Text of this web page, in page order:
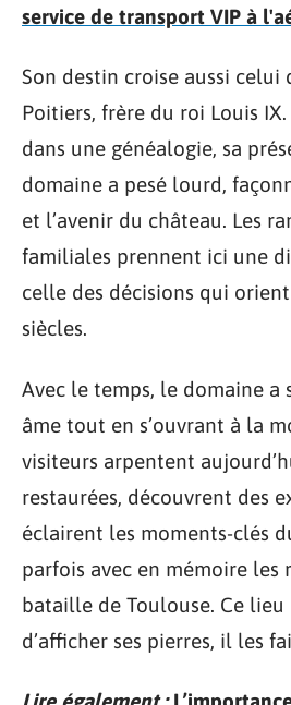
service de transport VIP à
Son destin croise aussi celui
Poitiers, frère du roi Louis IX.
dans une généalogie, sa
domaine a pesé lourd,
et l’avenir du château. Les
familiales prennent ici une
celle des décisions qui
siècles.
Avec le temps, le domaine a
âme tout en s’ouvrant à la
visiteurs arpentent
restaurées, découvrent des
éclairent les moments-clés
parfois avec en mémoire les
bataille de Toulouse. Ce lieu
d’afficher ses pierres, il les